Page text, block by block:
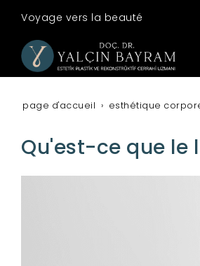
Voyage vers la beauté
page d'accueil esthétique
Qu'est-ce que le